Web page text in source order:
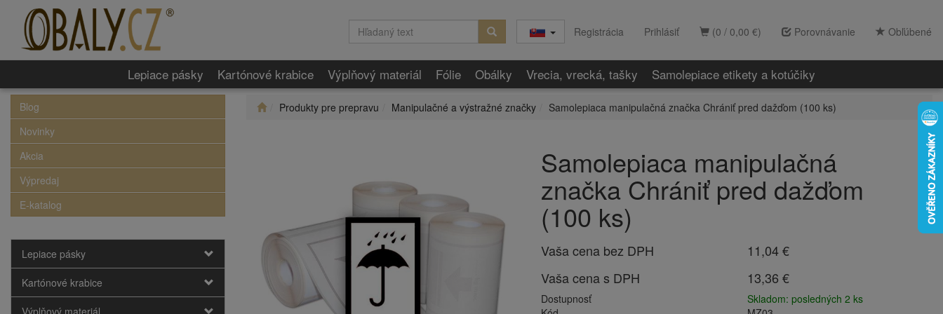
(0 / 0,00 €) Porovnávanie Obľúbené
Registrácia Prihlásiť
Lepiace pásky Kartónové krabice Výplňový materiál Fólie Obálky Vrecia, vrecká, tašky Samolepiace etikety a kotúčiky
Blog
Novinky
Akcia
Výpredaj
E-katalog
Lepiace pásky
Kartónové krabice
Výplňový materiál
Produkty pre prepravu Manipulačné a výstražné značky Samolepiaca manipulačná značka Chrániť pred dažďom (100 ks)
Samolepiaca manipulačná
značka Chrániť pred dažďom
(100 ks)
Vaša cena bez DPH
11,04 €
Vaša cena s DPH
13,36 €
Dostupnosť
Skladom: posledných 2 ks